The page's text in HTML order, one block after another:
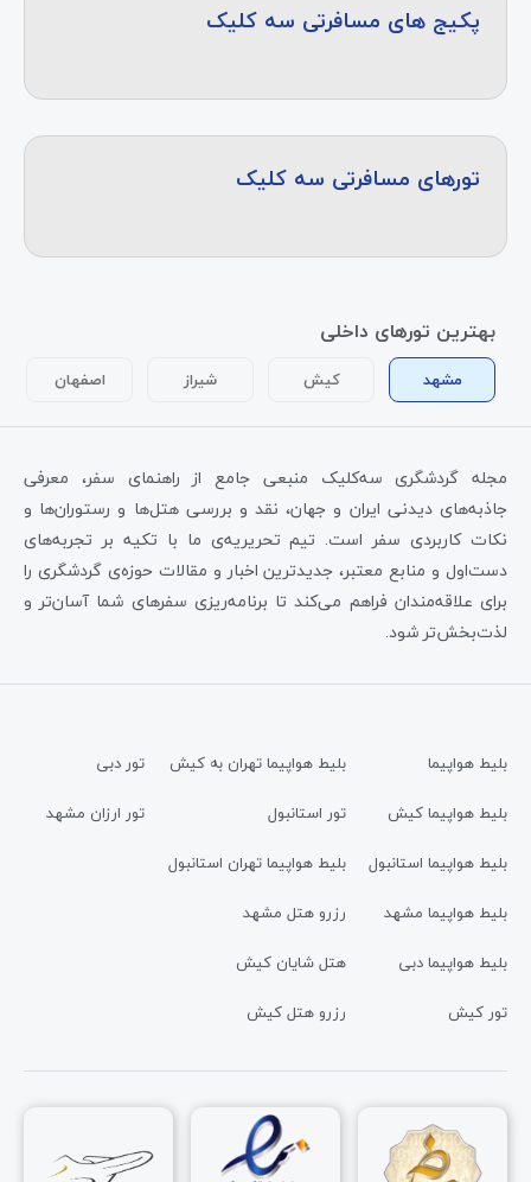
پکیج های مسافرتی سه کلیک
تورهای مسافرتی سه کلیک
بهترین تورهای داخلی
مشهد کیش شیراز اصفهان
مجله گردشگری سه‌کلیک منبعی جامع از راهنمای سفر، معرفی
جاذبه‌های دیدنی ایران و جهان، نقد و بررسی هتل‌ها و رستوران‌ها و
نکات کاربردی سفر است. تیم تحریریه‌ی ما با تکیه بر تجربه‌های
دست‌اول و منابع معتبر، جدیدترین اخبار و مقالات حوزه‌ی گردشگری را
برای علاقه‌مندان فراهم می‌کند تا برنامه‌ریزی سفرهای شما آسان‌تر و
لذت‌بخش‌تر شود.
بلیط هواپیما
بلیط هواپیما کیش
بلیط هواپیما استانبول
بلیط هواپیما مشهد
بلیط هواپیما دبی
تور کیش
بلیط هواپیما تهران به کیش
تور استانبول
بلیط هواپیما تهران استانبول
رزرو هتل مشهد
هتل شایان کیش
رزرو هتل کیش
تور دبی
تور ارزان مشهد